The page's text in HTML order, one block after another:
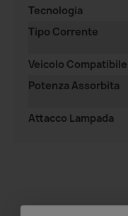
Tecnologia
Tipo Corrente
Veicolo Compatibile
Potenza Assorbita
Attacco Lampada